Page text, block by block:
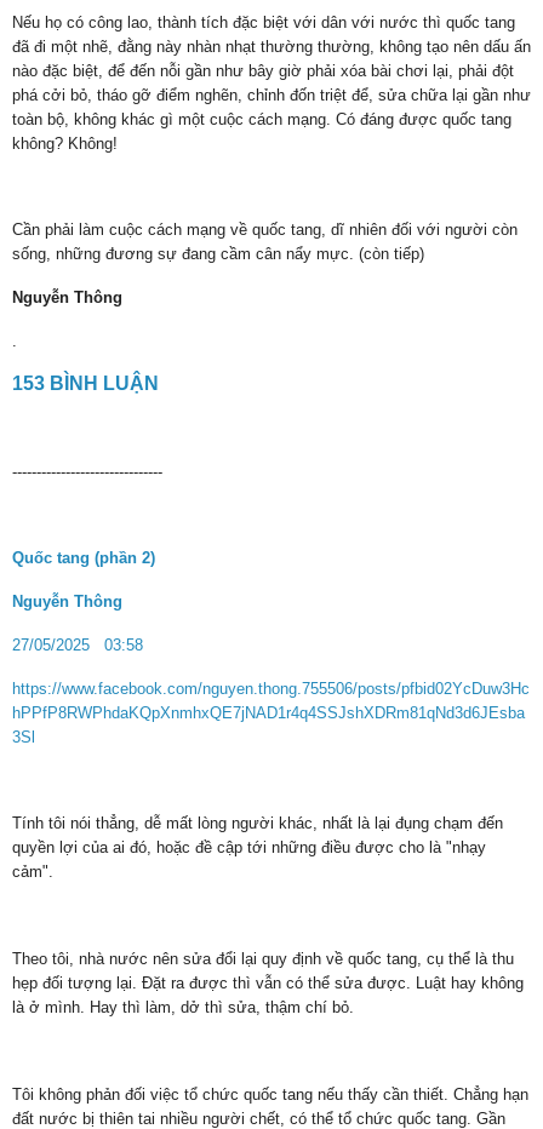
Nếu họ có công lao, thành tích đặc biệt với dân với nước thì quốc tang
đã đi một nhẽ, đằng này nhàn nhạt thường thường, không tạo nên dấu ấn
nào đặc biệt, để đến nỗi gần như bây giờ phải xóa bài chơi lại, phải đột
phá cởi bỏ, tháo gỡ điểm nghẽn, chỉnh đốn triệt để, sửa chữa lại gần như
toàn bộ, không khác gì một cuộc cách mạng. Có đáng được quốc tang
không? Không!
Cần phải làm cuộc cách mạng về quốc tang, dĩ nhiên đối với người còn
sống, những đương sự đang cầm cân nẩy mực. (còn tiếp)
Nguyễn Thông
.
153 BÌNH LUẬN
-------------------------------
Quốc tang (phần 2)
Nguyễn Thông
27/05/2025 03:58
https://www.facebook.com/nguyen.thong.755506/posts/pfbid02YcDuw3Hc
hPPfP8RWPhdaKQpXnmhxQE7jNAD1r4q4SSJshXDRm81qNd3d6JEsba
3Sl
Tính tôi nói thẳng, dễ mất lòng người khác, nhất là lại đụng chạm đến
quyền lợi của ai đó, hoặc đề cập tới những điều được cho là "nhạy
cảm".
Theo tôi, nhà nước nên sửa đổi lại quy định về quốc tang, cụ thể là thu
hẹp đối tượng lại. Đặt ra được thì vẫn có thể sửa được. Luật hay không
là ở mình. Hay thì làm, dở thì sửa, thậm chí bỏ.
Tôi không phản đối việc tổ chức quốc tang nếu thấy cần thiết. Chẳng hạn
đất nước bị thiên tai nhiều người chết, có thể tổ chức quốc tang. Gần